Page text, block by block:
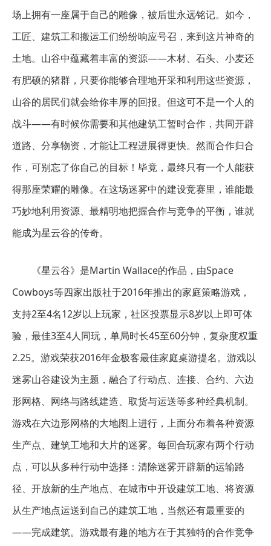
场上拥有一座属于自己的雕像，被后世永远铭记。如今，
工匠、建筑工和搬运工们纷纷响应号召，来到这片神奇的
土地。山谷中蕴藏着丰富的资源——木材、石头、小麦还
有肥硕的猪群，只要你能够合理地开采和利用这些资源，
山谷的居民们就会给你丰厚的回报。但这可不是一个人的
战斗——有时候你需要和其他建筑工暂时合作，共同开辟
道路、分享物资，才能让工程进展得更快。然而合作归合
作，可别忘了你自己的目标！毕竟，最终只有一个人能获
得那座荣耀的雕像。在这场迷雾中的建设竞赛里，谁能最
巧妙地利用资源、最精明地把握合作与竞争的平衡，谁就
能成为星云谷的传奇。
《星云谷》是Martin Wallace的作品，由Space
Cowboys等四家出版社于2016年推出的家庭策略游戏，
支持2至4名12岁以上玩家，社区投票显示8岁以上即可体
验，最佳3至4人同玩，单局时长45至60分钟，复杂度权重
2.25。游戏荣获2016年金极客最佳家庭桌游提名。游戏以
迷雾山谷建设为主题，融合了行动点、连接、合约、六边
形网格、网络与路线建造、取货与运送等多种经典机制。
游戏在六边形网格的大地图上进行，上面分布着各种资源
生产点、建筑工地和大片的迷雾。每回合玩家有两个行动
点，可以从多种行动中选择：清除迷雾开辟新的运输路
径、开放新的生产地点、在城市中开设建筑工地、将资源
从生产地点运送到自己的建筑工地，当然还有最重要的
——完成建筑。游戏最有趣的地方在于其独特的合作竞争